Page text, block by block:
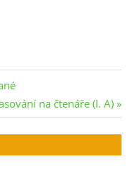
na čtenáře (I. A)